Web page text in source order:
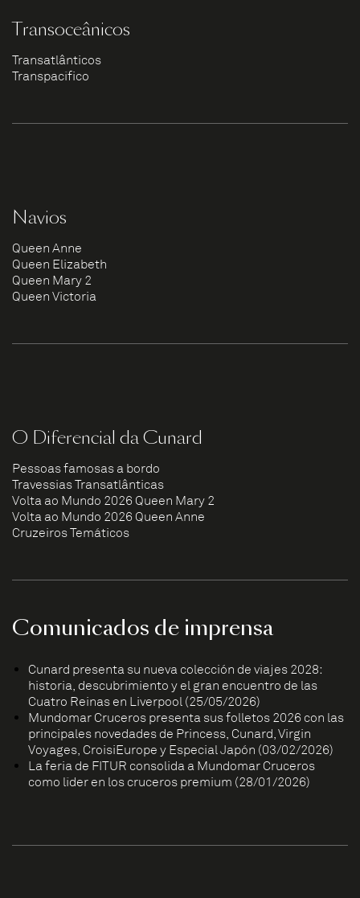
Transoceânicos
Transatlânticos
Transpacífico
Navios
Queen Anne
Queen Elizabeth
Queen Mary 2
Queen Victoria
O Diferencial da Cunard
Pessoas famosas a bordo
Travessias Transatlânticas
Volta ao Mundo 2026 Queen Mary 2
Volta ao Mundo 2026 Queen Anne
Cruzeiros Temáticos
Comunicados de imprensa
Cunard presenta su nueva colección de viajes 2028:
historia, descubrimiento y el gran encuentro de las
Cuatro Reinas en Liverpool (25/05/2026)
Mundomar Cruceros presenta sus folletos 2026 con las
principales novedades de Princess, Cunard, Virgin
Voyages, CroisiEurope y Especial Japón (03/02/2026)
La feria de FITUR consolida a Mundomar Cruceros
como líder en los cruceros premium (28/01/2026)